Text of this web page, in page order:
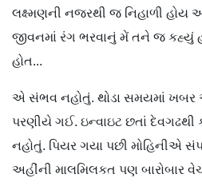
લક્ષ્મણની નજરથી જ નિહાળી હોય
જીવનમાં રંગ ભરવાનું મેં તને જ
હોત...
એ સંભવ નહોતું. થોડા સમયમાં ખબર
પરણીયે ગઈ. ઇન્વાઇટ છતાં દેવગઢથી
નહોતું. પિયર ગયા પછી મોહિનીએ
અહીંની માલમિલકત પણ બારોબાર